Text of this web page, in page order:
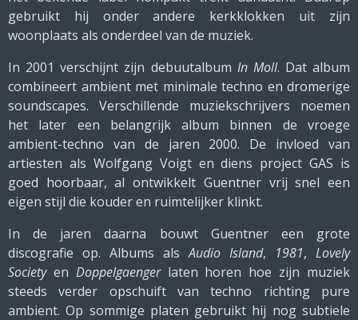
gebruikt hij onder andere kerkklokken uit zijn
woonplaats als onderdeel van de muziek.
In 2001 verschijnt zijn debuutalbum In Moll. Dat album
combineert ambient met minimale techno en dromerige
soundscapes. Verschillende muziekschrijvers noemen
het later een belangrijk album binnen de vroege
ambient-techno van de jaren 2000. De invloed van
artiesten als Wolfgang Voigt en diens project GAS is
goed hoorbaar, al ontwikkelt Guentner vrij snel een
eigen stijl die kouder en ruimtelijker klinkt.
In de jaren daarna bouwt Guentner een grote
discografie op. Albums alsAudio Island, 1981, Lovely
Societyen Doppelgaengerlaten horen hoe zijn muziek
steeds verder opschuift van techno richting pure
ambient. Op sommige platen gebruikt hij nog subtiele